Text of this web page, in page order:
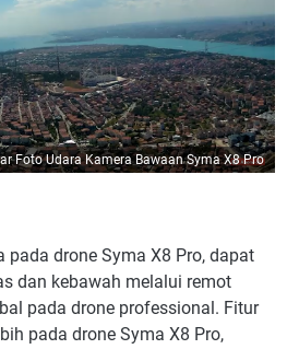
Foto Udara Kamera Bawaan Syma X8 Pro
pada drone Syma X8 Pro, dapat
dan kebawah melalui remot
pada drone professional. Fitur
pada drone Syma X8 Pro,